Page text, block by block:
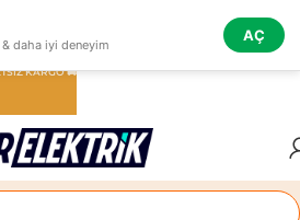
daha iyi deneyim
AÇ
KARGO 🚚